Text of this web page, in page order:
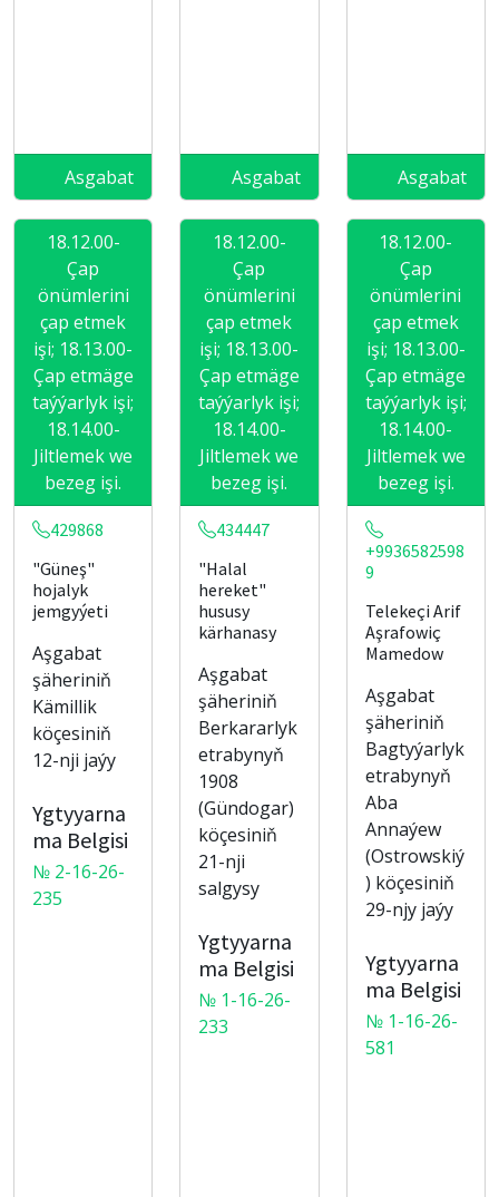
Asgabat Asgabat Asgabat
18.12.00-
Çap
önümlerini
çap etmek
işi; 18.13.00-
Çap etmäge
taýýarlyk işi;
18.14.00-
Jiltlemek we
bezeg işi.
429868
"Güneş"
hojalyk
jemgyýeti
Aşgabat
şäheriniň
Kämillik
köçesiniň
12-nji jaýy
Ygtyyarna
ma Belgisi
№ 2-16-26-
235
18.12.00-
Çap
önümlerini
çap etmek
işi; 18.13.00-
Çap etmäge
taýýarlyk işi;
18.14.00-
Jiltlemek we
bezeg işi.
434447
"Halal
hereket"
hususy
kärhanasy
Aşgabat
şäheriniň
Berkararlyk
etrabynyň
1908
(Gündogar)
köçesiniň
21-nji
salgysy
Ygtyyarna
ma Belgisi
№ 1-16-26-
233
18.12.00-
Çap
önümlerini
çap etmek
işi; 18.13.00-
Çap etmäge
taýýarlyk işi;
18.14.00-
Jiltlemek we
bezeg işi.
+9936582598
9
Telekeçi Arif
Aşrafowiç
Mamedow
Aşgabat
şäheriniň
Bagtyýarlyk
etrabynyň
Aba
Annaýew
(Ostrowskiý
) köçesiniň
29-njy jaýy
Ygtyyarna
ma Belgisi
№ 1-16-26-
581